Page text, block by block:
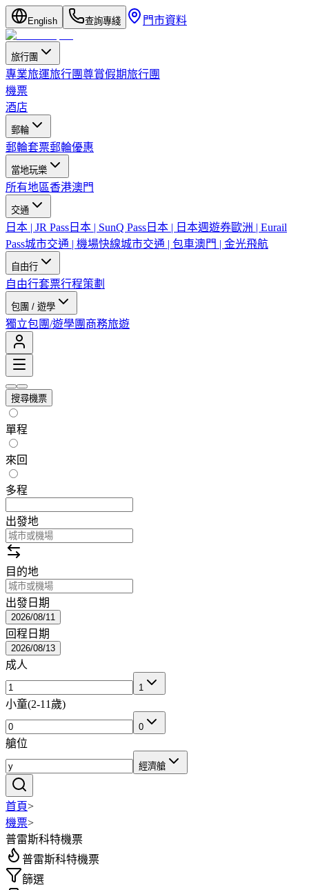
English 查詢專綫 門市資料
旅行團
專業旅運旅行團尊賞假期旅行團
機票
酒店
郵輪
郵輪套票郵輪優惠
當地玩樂
所有地區香港澳門
交通
日本 | JR Pass 日本 | SunQ Pass 日本 | 日本週遊券歐洲 | Eurail
Pass城市交通 | 機場快線城市交通 | 包車澳門 | 金光飛航
自由行
自由行套票行程策劃
包團 / 遊學
獨立包團/遊學團 商務旅遊
搜尋機票
單程
來回
多程
出發地
目的地
出發日期
2026/08/11
回程日期
2026/08/13
成人
1
小童(2-11歲)
0
艙位
經濟艙
首頁>
機票>
普雷斯科特機票
普雷斯科特機票
篩選